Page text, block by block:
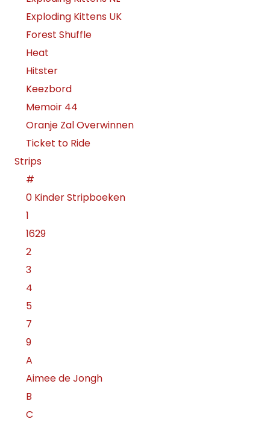
Exploding Kittens UK
Forest Shuffle
Heat
Hitster
Keezbord
Memoir 44
Oranje Zal Overwinnen
Ticket to Ride
Strips
#
0 Kinder Stripboeken
1
1629
2
3
4
5
7
9
A
Aimee de Jongh
B
C